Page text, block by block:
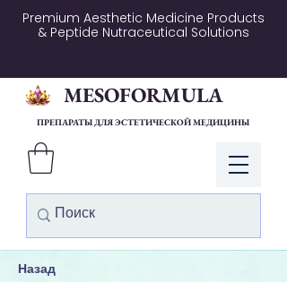
Premium Aesthetic Medicine Products
& Peptide Nutraceutical Solutions
Войти
MESOFORMULA
ПРЕПАРАТЫ ДЛЯ ЭСТЕТИЧЕСКОЙ МЕДИЦИНЫ
Назад